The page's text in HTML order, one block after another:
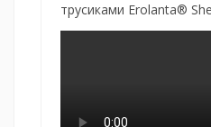
трусиками Erolanta®